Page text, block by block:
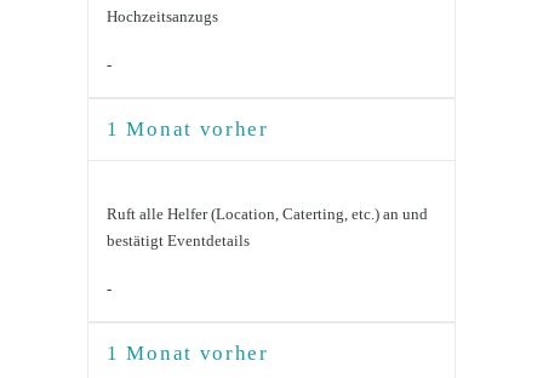
Hochzeitsanzugs
-
1 Monat vorher
Ruft alle Helfer (Location, Caterting, etc.) an und
bestätigt Eventdetails
-
1 Monat vorher